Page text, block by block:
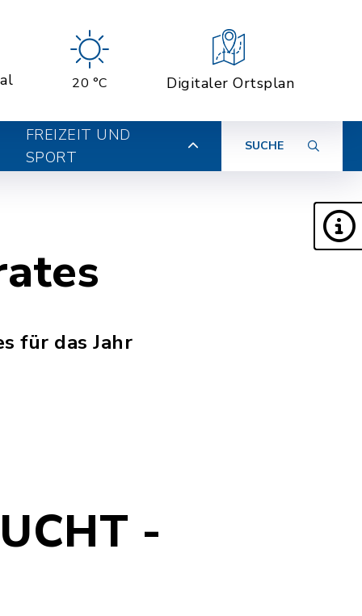
20 °C Digitaler Ortsplan
FREIZEIT UND
SPORT
SUCHE
für das Jahr
-